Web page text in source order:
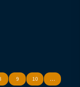
9 10 …